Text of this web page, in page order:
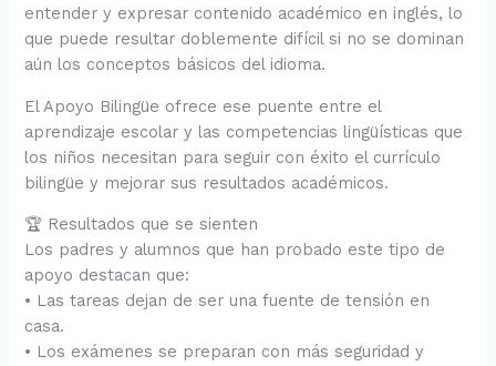
entender y expresar contenido académico en inglés, lo
que puede resultar doblemente difícil si no se dominan
aún los conceptos básicos del idioma.
El Apoyo Bilingüe ofrece ese puente entre el
aprendizaje escolar y las competencias lingüísticas que
los niños necesitan para seguir con éxito el currículo
bilingüe y mejorar sus resultados académicos.
🏆 Resultados que se sienten
Los padres y alumnos que han probado este tipo de
apoyo destacan que:
• Las tareas dejan de ser una fuente de tensión en
casa.
• Los exámenes se preparan con más seguridad y